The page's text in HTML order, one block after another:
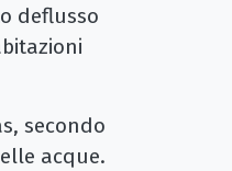
deflusso
secondo
acque.